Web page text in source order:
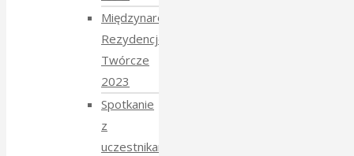
Międzynarodowe
Rezydencje
Twórcze
2023
Spotkanie
z
uczestnikami